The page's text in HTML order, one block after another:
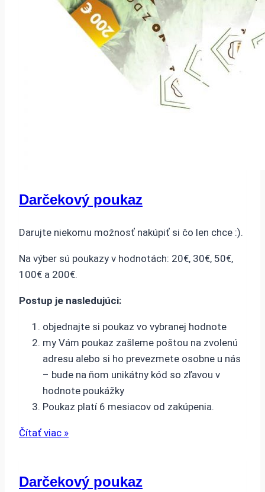
Darčekový poukaz
Darujte niekomu možnosť nakúpiť si čo len chce :).
Na výber sú poukazy v hodnotách: 20€, 30€, 50€,
100€ a 200€.
Postup je nasledujúci:
objednajte si poukaz vo vybranej hodnote
my Vám poukaz zašleme poštou na zvolenú
adresu alebo si ho prevezmete osobne u nás
– bude na ňom unikátny kód so zľavou v
hodnote poukážky
Poukaz platí 6 mesiacov od zakúpenia.
Čítať viac »
Darčekový poukaz